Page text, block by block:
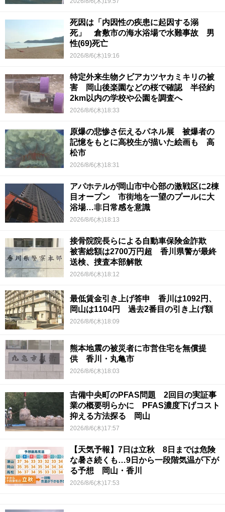
死因は「内因性の疾患に起因する溺
死」 倉敷市の海水浴場で水難事故 男
性(69)死亡
2026/8/6(木)19:16
特定外来生物クビアカツヤカミキリの被
害 岡山後楽園などの桜で確認 半径約
2km以内の学校や公園を調査へ
2026/8/6(木)18:33
原爆の悲惨さ伝えるパネル展 被爆者の
記憶をもとに高校生が描いた絵画も 高
松市
2026/8/6(木)18:31
アパホテルが岡山市中心部の激戦区に2棟
目オープン 市街地を一望のプールに大
浴場…非日常感を意識
2026/8/6(木)18:13
接骨院院長らによる自動車保険金詐欺
被害総額は2700万円超 香川県警が最終
送検、捜査本部解散
2026/8/6(木)18:12
最低賃金引き上げ答申 香川は1092円、
岡山は1104円 過去2番目の引き上げ額
2026/8/6(木)18:09
熊本地震の被災者に市営住宅を無償提
供 香川・丸亀市
2026/8/6(木)18:03
吉備中央町のPFAS問題 2回目の実証事
業の概要明らかに PFAS濃度下げコスト
抑える方法探る 岡山
2026/8/6(木)17:57
【天気予報】7日は立秋 8日までは危険
な暑さ続くも…9日から一段階気温が下が
る予想 岡山・香川
2026/8/6(木)17:53